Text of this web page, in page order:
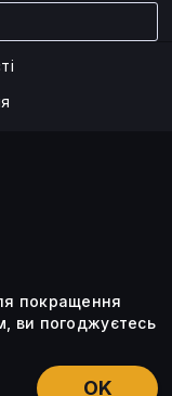
Ви можете
із редакцією та
ForkLog.
покращення
ви погоджуєтесь
OK